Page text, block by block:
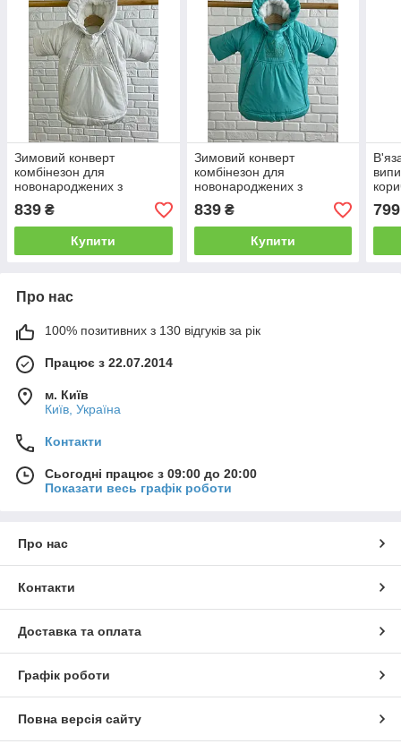
Зимовий конверт
комбінезон для
новонароджених з
ручками Сніжинка білий
839 ₴
Купити
Зимовий конверт
комбінезон для
новонароджених з
ручками Сніжинка мятний
839₴
Купити
799
Про нас
100% позитивних з 130 відгуків за рік
Працює з 22.07.2014
м. Київ
Київ, Україна
Контакти
Сьогодні працює з 09:00 до 20:00
Показати весь графік роботи
Про нас
Контакти
Доставка та оплата
Графік роботи
Повна версія сайту